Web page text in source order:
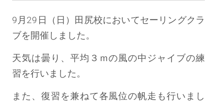
9月29日（日）田尻校においてセーリングクラ
ブを開催しました。
天気は曇り、平均３ｍの風の中ジャイブの練
習を行いました。
また、復習を兼ねて各風位の帆走も行いまし